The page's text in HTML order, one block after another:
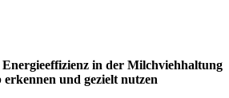
in der Milchviehhaltung
und gezielt nutzen